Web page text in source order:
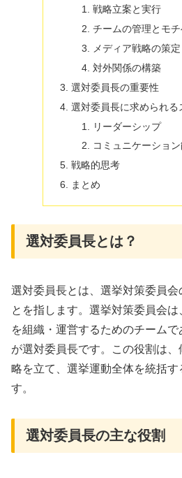
戦略立案と実行
チームの管理とモ
メディア戦略の策定
対外関係の構築
選対委員長の重要性
選対委員長に求められる
リーダーシップ
コミュニケーション
戦略的思考
まとめ
選対委員長とは？
選対委員長とは、選挙対策委員会
とを指します。選挙対策委員会
を組織・運営するためのチーム
が選対委員長です。この役割は
略を立て、選挙運動全体を統括
す。
選対委員長の主な役割